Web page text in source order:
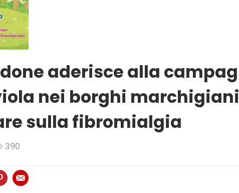
aderisce alla
nei borghi
sulla fibromialgia
390